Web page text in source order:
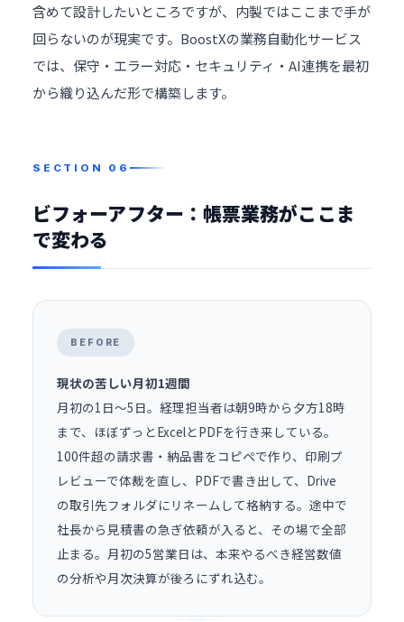
含めて設計したいところですが、内製ではここまで手が
回らないのが現実です。BoostXの業務自動化サービス
では、保守・エラー対応・セキュリティ・AI連携を最初
から織り込んだ形で構築します。
ビフォーアフター：帳票業務がここま
で変わる
BEFORE
現状の苦しい月初1週間
月初の1日〜5日。経理担当者は朝9時から夕方18時
まで、ほぼずっとExcelとPDFを行き来している。
100件超の請求書・納品書をコピペで作り、印刷プ
レビューで体裁を直し、PDFで書き出して、Drive
の取引先フォルダにリネームして格納する。途中で
社長から 見積書の急ぎ依頼が入ると、その場で全部
止まる。月初の5営業日は、本来やるべき経営数値
の分析や月次決算が後ろにずれ込む。